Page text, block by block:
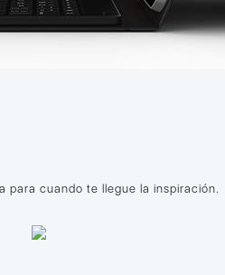
para cuando te llegue la inspiración.